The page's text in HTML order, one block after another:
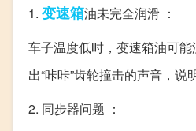
1. 变速箱油未完全润滑 ：
车子温度低时，变速箱油可
出“咔咔”齿轮撞击的声音，说
2. 同步器问题 ：